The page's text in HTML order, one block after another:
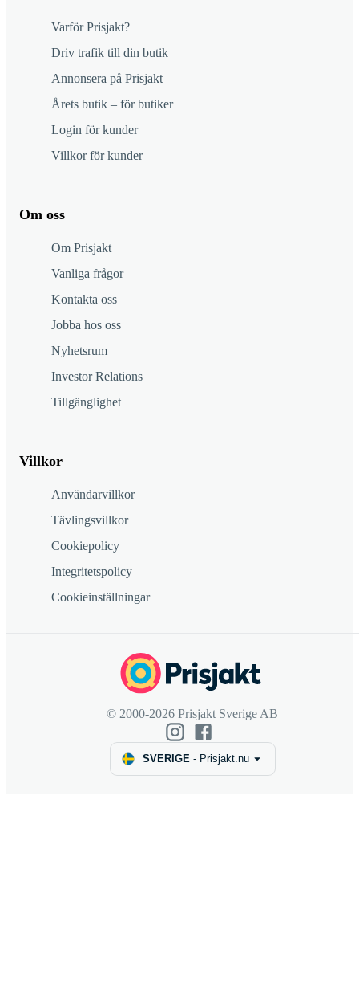
Varför Prisjakt?
Driv trafik till din butik
Annonsera på Prisjakt
Årets butik – för butiker
Login för kunder
Villkor för kunder
Om oss
Om Prisjakt
Vanliga frågor
Kontakta oss
Jobba hos oss
Nyhetsrum
Investor Relations
Tillgänglighet
Villkor
Användarvillkor
Tävlingsvillkor
Cookiepolicy
Integritetspolicy
Cookieinställningar
© 2000-2026 Prisjakt Sverige AB
SVERIGE- Prisjakt.nu